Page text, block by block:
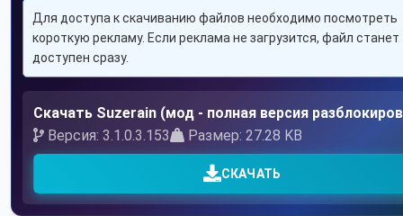
Для доступа к скачиванию файлов необходимо посмотреть
короткую рекламу. Если реклама не загрузится, файл станет
доступен сразу.
Скачать Suzerain (мод - полная версия
Версия: 3.1.0.3.153
Размер: 27.28 KB
СКАЧАТЬ